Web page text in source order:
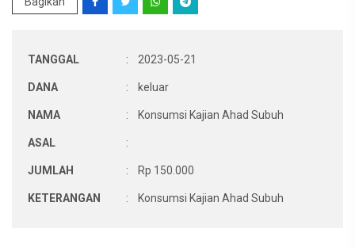
TANGGAL : 2023-05-21
DANA : keluar
NAMA : Konsumsi Kajian Ahad Subuh
ASAL :
JUMLAH : Rp 150.000
KETERANGAN : Konsumsi Kajian Ahad Subuh